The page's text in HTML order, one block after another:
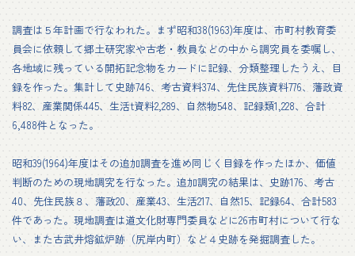
調査は５年計画で行なわれた。まず昭和38(1963)年度は、市町村教育委
員会に依頼して郷土研究家や古老・教員などの中から調究員を委嘱し、
各地域に残っている開拓記念物をカードに記録、分類整理したうえ、目
録を作った。集計して史跡746、考古資料374、先住民族資料776、藩政資
料82、産業関係445、生活t資料2,289、自然物548、記録類1,228、合計
6,488件となった。
昭和39(1964)年度はその追加調査を進め同じく目録を作ったほか、価値
判断のための現地調究を行なった。追加調究の結果は、史跡176、考古
40、先住民族８、藩政20、産業43、生活217、自然15、記録64、合計583
件であった。現地調査は道文化財専門委員などに26市町村について行な
い、また古武井熔鉱炉跡（尻岸内町）など４史跡を発掘調査した。